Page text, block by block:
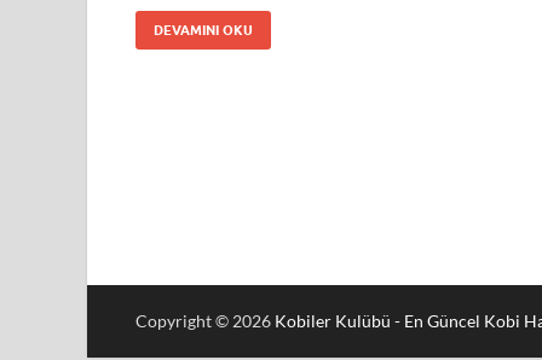
DEVAMINI OKU
Copyright © 2026 Kobiler Kulübü - En Güncel Kobi